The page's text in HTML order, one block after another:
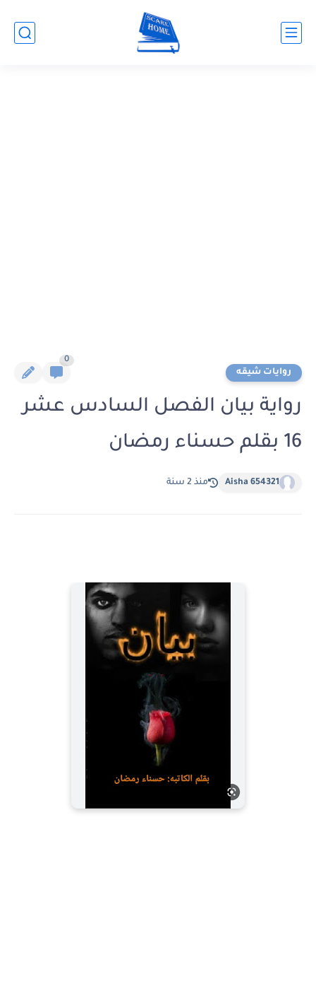
روايات شيقه
0
رواية بيان الفصل السادس عشر
16 بقلم حسناء رمضان
Aisha 654321 منذ 2 سنة